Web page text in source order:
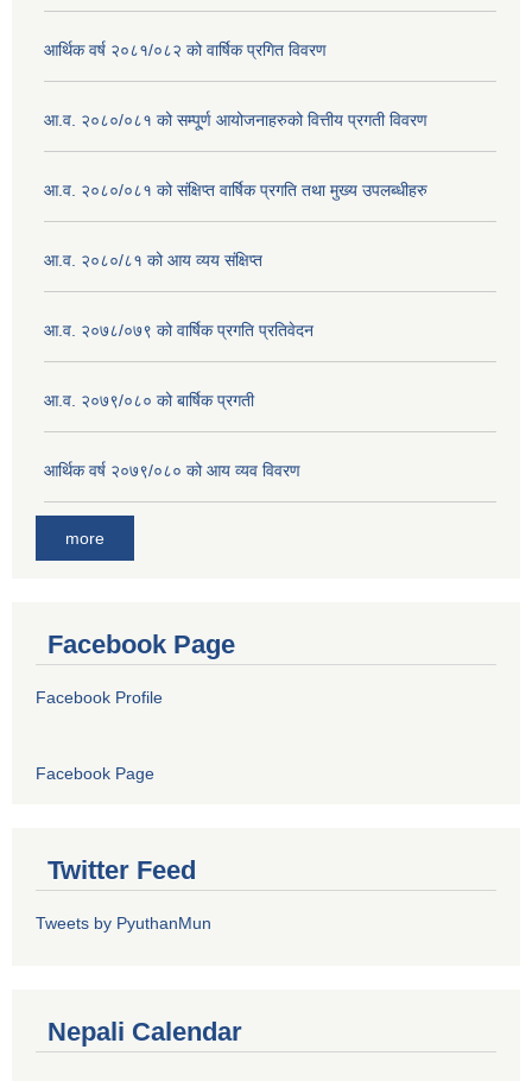
आर्थिक वर्ष २०८१/०८२ को वार्षिक प्रगित विवरण
आ.व. २०८०/०८१ को सम्पू्र्ण आयोजनाहरुको वित्तीय प्रगती विवरण
आ.व. २०८०/०८१ को संक्षिप्त वार्षिक प्रगति तथा मुख्य उपलब्धीहरु
आ.व. २०८०/८१ को आय व्यय संक्षिप्त
आ.व. २०७८/०७९ को वार्षिक प्रगति प्रतिवेदन
आ.व. २०७९/०८० को बार्षिक प्रगती
आर्थिक वर्ष २०७९/०८० को आय व्यव विवरण
more
Facebook Page
Facebook Profile
Facebook Page
Twitter Feed
Tweets by PyuthanMun
Nepali Calendar